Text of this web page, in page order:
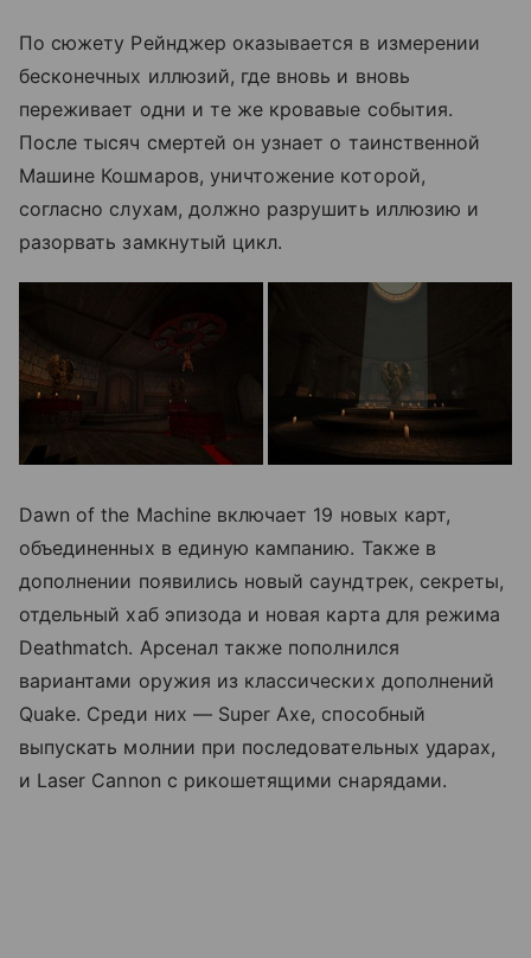
По сюжету Рейнджер оказывается в измерении
бесконечных иллюзий, где вновь и вновь
переживает одни и те же кровавые события.
После тысяч смертей он узнает о таинственной
Машине Кошмаров, уничтожение которой,
согласно слухам, должно разрушить иллюзию и
разорвать замкнутый цикл.
Dawn of the Machine включает 19 новых карт,
объединенных в единую кампанию. Также в
дополнении появились новый саундтрек, секреты,
отдельный хаб эпизода и новая карта для режима
Deathmatch. Арсенал также пополнился
вариантами оружия из классических дополнений
Quake. Среди них — Super Axe, способный
выпускать молнии при последовательных ударах,
и Laser Cannon с рикошетящими снарядами.